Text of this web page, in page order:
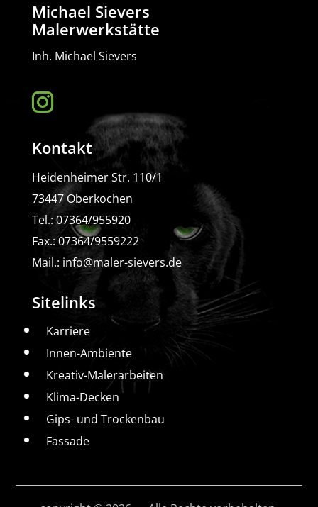
Michael Sievers
Malerwerkstätte
Inh. Michael Sievers
Kontakt
Heidenheimer Str. 110/1
73447 Oberkochen
Tel.: 07364/955920
Fax.: 07364/9559222
Mail.: info@maler-sievers.de
Sitelinks
Karriere
Innen-Ambiente
Kreativ-Malerarbeiten
Klima-Decken
Gips- und Trockenbau
Fassade